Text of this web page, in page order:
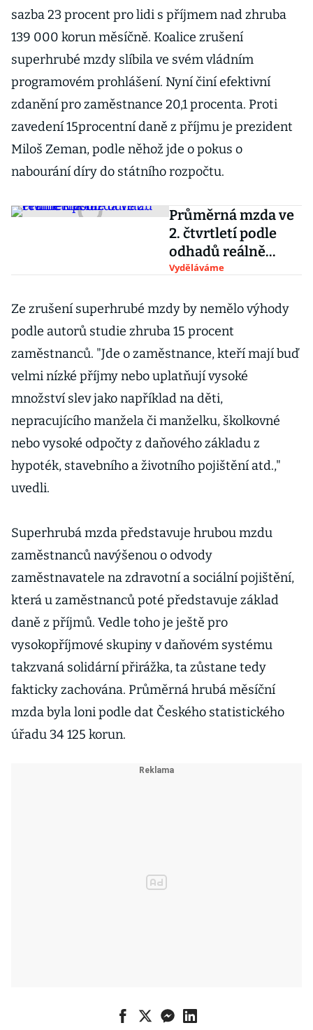
sazba 23 procent pro lidi s příjmem nad zhruba
139 000 korun měsíčně. Koalice zrušení
superhrubé mzdy slíbila ve svém vládním
programovém prohlášení. Nyní činí efektivní
zdanění pro zaměstnance 20,1 procenta. Proti
zavedení 15procentní daně z příjmu je prezident
Miloš Zeman, podle něhož jde o pokus o
nabourání díry do státního rozpočtu.
Průměrná mzda ve
2. čtvrtletí podle
odhadů reálně
klesla
Vyděláváme
Ze zrušení superhrubé mzdy by nemělo výhody
podle autorů studie zhruba 15 procent
zaměstnanců. "Jde o zaměstnance, kteří mají buď
velmi nízké příjmy nebo uplatňují vysoké
množství slev jako například na děti,
nepracujícího manžela či manželku, školkovné
nebo vysoké odpočty z daňového základu z
hypoték, stavebního a životního pojištění atd.,"
uvedli.
Superhrubá mzda představuje hrubou mzdu
zaměstnanců navýšenou o odvody
zaměstnavatele na zdravotní a sociální pojištění,
která u zaměstnanců poté představuje základ
daně z příjmů. Vedle toho je ještě pro
vysokopříjmové skupiny v daňovém systému
takzvaná solidární přirážka, ta zůstane tedy
fakticky zachována. Průměrná hrubá měsíční
mzda byla loni podle dat Českého statistického
úřadu 34 125 korun.